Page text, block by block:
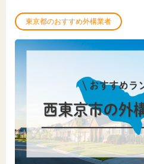
東京都のおすすめ外構業者